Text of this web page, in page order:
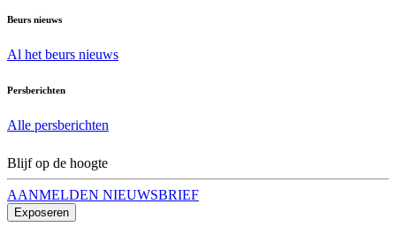
Beurs nieuws
Al het beurs nieuws
Persberichten
Alle persberichten
Blijf op de hoogte
AANMELDEN NIEUWSBRIEF
Exposeren